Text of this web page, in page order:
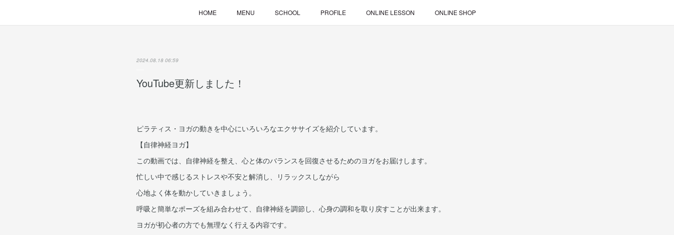
HOME MENU SCHOOL PROFILE ONLINE LESSON ONLINE SHOP
2024.08.18 06:59
YouTube更新しました！
ピラティス・ヨガの動きを中心にいろいろなエクササイズを紹介しています。
【自律神経ヨガ】
この動画では、自律神経を整え、心と体のバランスを回復させるためのヨガをお届けします。
忙しい中で感じるストレスや不安と解消し、リラックスしながら
心地よく体を動かしていきましょう。
呼吸と簡単なポーズを組み合わせて、自律神経を調節し、心身の調和を取り戻すことが出来ます。
ヨガが初心者の方でも無理なく行える内容です。